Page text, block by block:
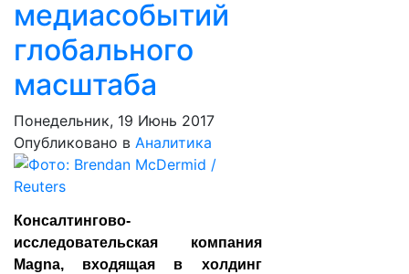
медиасобытий
глобального
масштаба
Понедельник, 19 Июнь 2017
Опубликовано в Аналитика
Консалтингово-
исследовательская компания
Magna, входящая в холдинг